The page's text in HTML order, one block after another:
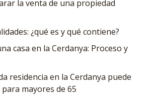
la venta de una propiedad
¿qué es y qué contiene?
casa en la Cerdanya: Proceso y
residencia en la Cerdanya puede
mayores de 65